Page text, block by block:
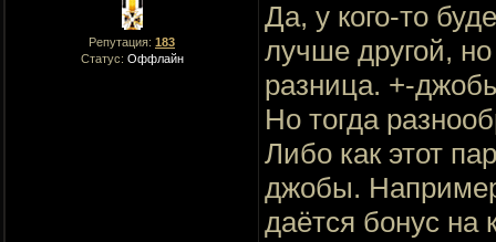
Репутация: 183
Статус: Оффлайн
Да, у кого-то
лучше другой,
разница. +-
Но тогда
Либо как этот
джобы.
даётся бонус на